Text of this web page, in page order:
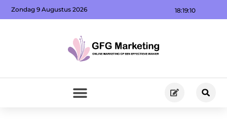
18:19:12
Zondag 9 Augustus 2026